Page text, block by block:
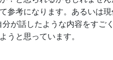
参考になります。あるいは
が話したような内容をすご
うと思っています。